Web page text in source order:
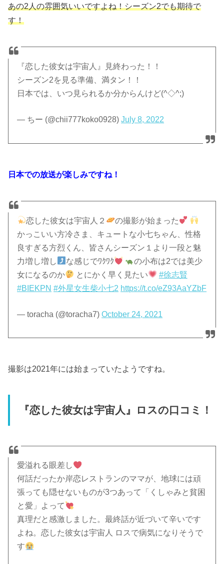
あの2人の雰囲気いいですよね！シーズン2でも期待で
す！
『恋した彼女は宇宙人』見終わった！！
シーズン2を見る準備、満タン！！
日本では、いつ見られるか分からんけど(^◇^;)
— ちー (@chii777koko0928)July 8, 2022
日本での放送が楽しみですね！
恋した彼女は宇宙人２
の撮影が始まった
かっこいい方冷さま、キュートな小七ちゃん、性格
良すぎる方烈くん、皆さんシーズン１より一段と魅
力増し増し
な感じでﾜｸﾜｸ
の小布は2では美少
女になるのか
とにかく早く見たい
#徐志賢
#BIEKPN #外星女生柴小七2 https://t.co/eZ93AaYZbF
— toracha (@toracha7)October 24, 2021
撮影は2021年には始まっていたようですね。
『恋した彼女は宇宙人』ロスの口コミ！
愛溢れる眼差し
何話だったか岸恋レストランのママが、地球には頑
張っても隠せないものが3つあって「くしゃみと貧困
と愛」よって
真理だと感激しました。最終話が近づいて辛いです
よね。恋した彼女は宇宙人 ロスで病気になりそうで
す